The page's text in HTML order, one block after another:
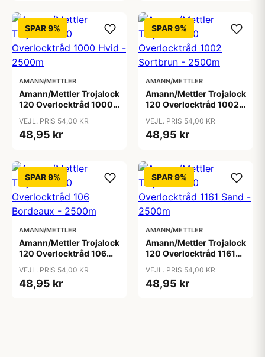
SPAR 9%
AMANN/METTLER
Amann/Mettler Trojalock
120 Overlocktråd 1000
VEJL. PRIS 54,00 KR
48,95 kr
SPAR 9%
AMANN/METTLER
Amann/Mettler Trojalock
120 Overlocktråd 1002
VEJL. PRIS 54,00 KR
48,95 kr
SPAR 9%
AMANN/METTLER
Amann/Mettler Trojalock
120 Overlocktråd 106
VEJL. PRIS 54,00 KR
48,95 kr
SPAR 9%
AMANN/METTLER
Amann/Mettler Trojalock
120 Overlocktråd 1161
VEJL. PRIS 54,00 KR
48,95 kr